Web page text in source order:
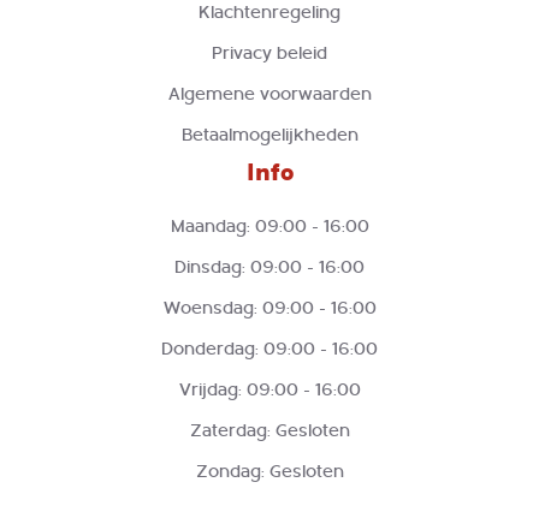
Klachtenregeling
Privacy beleid
Algemene voorwaarden
Betaalmogelijkheden
Info
Maandag: 09:00 - 16:00
Dinsdag: 09:00 - 16:00
Woensdag: 09:00 - 16:00
Donderdag: 09:00 - 16:00
Vrijdag: 09:00 - 16:00
Zaterdag: Gesloten
Zondag: Gesloten